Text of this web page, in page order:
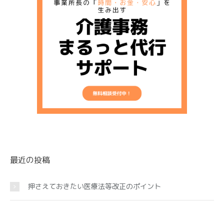
最近の投稿
押さえておきたい医療法等改正のポイント